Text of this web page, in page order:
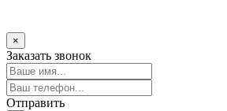
×
Заказать звонок
Отправить